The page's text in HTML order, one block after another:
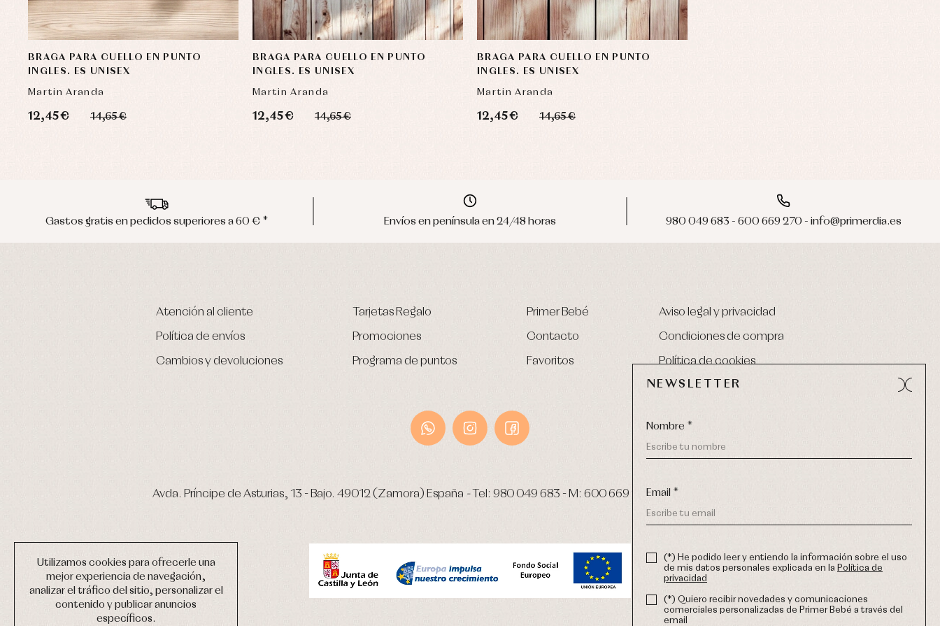
Utilizamos cookies para ofrecerle una
mejor experiencia de navegación,
analizar el tráfico del sitio, personalizar el
contenido y publicar anuncios
específicos.
BRAGA PARA CUELLO EN PUNTO
INGLES. ES UNISEX
Martin Aranda
12,45 € 14,65 €
BRAGA PARA CUELLO EN PUNTO
INGLES. ES UNISEX
Martin Aranda
12,45 € 14,65 €
BRAGA PARA CUELLO EN PUNTO
INGLES. ES UNISEX
Martin Aranda
12,45 € 14,65 €
Gastos gratis en pedidos superiores a 60 € * Envíos en península en 24/48 horas 980 049 683 - 600 669 270 - info@primerdia.es
Atención al cliente
Política de envíos
Cambios y devoluciones
Tarjetas Regalo
Promociones
Programa de puntos
Primer Bebé
Contacto
Favoritos
Aviso legal y privacidad
Condiciones de compra
Política de cookies
Avda. Príncipe de Asturias, 13 - Bajo. 49012 (Zamora) España -Tel: 980 049 683 - M: 600 669 270-email:
NEWSLETTER
Nombre *
Email *
(*) He podido leer y entiendo la información sobre el uso
de mis datos personales explicada en la Política de
privacidad
(*) Quiero recibir novedades y comunicaciones
comerciales personalizadas de Primer Bebé a través del
email